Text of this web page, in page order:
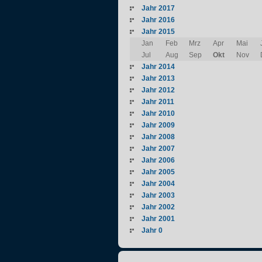
Jahr 2017
Jahr 2016
Jahr 2015
Jan
Feb Mrz Apr Mai
Jul
Aug Sep Okt Nov
Jahr 2014
Jahr 2013
Jahr 2012
Jahr 2011
Jahr 2010
Jahr 2009
Jahr 2008
Jahr 2007
Jahr 2006
Jahr 2005
Jahr 2004
Jahr 2003
Jahr 2002
Jahr 2001
Jahr 0